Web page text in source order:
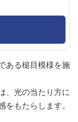
ある槌目模様を施
、光の当たり方に
もたらします。